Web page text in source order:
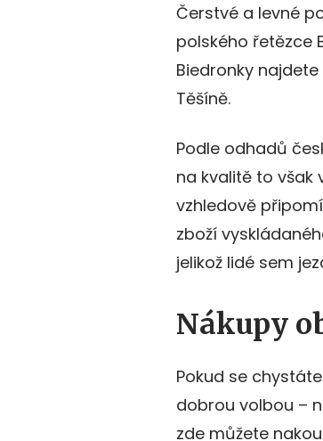
Čerstvé a levné
polského řetězce
Biedronky
Těšíně.
Podle odhadů
na kvalitě to však
vzhledově
zboží
jelikož lidé sem
Nákupy
Pokud se
dobrou volbou –
zde můžete